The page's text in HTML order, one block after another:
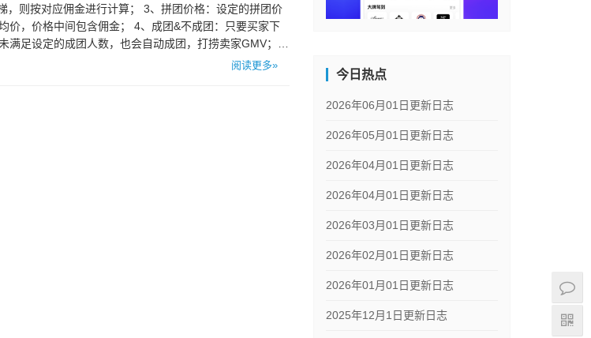
，则按对应佣金进行计算； 3、拼团价格：设定的拼团价
价，价格中间包含佣金； 4、成团&不成团：只要买家下
足设定的成团人数，也会自动成团，打捞卖家GMV；
阅读更多»
今日热点
2026年06月01日更新日志
2026年05月01日更新日志
2026年04月01日更新日志
2026年04月01日更新日志
2026年03月01日更新日志
2026年02月01日更新日志
2026年01月01日更新日志
2025年12月1日更新日志